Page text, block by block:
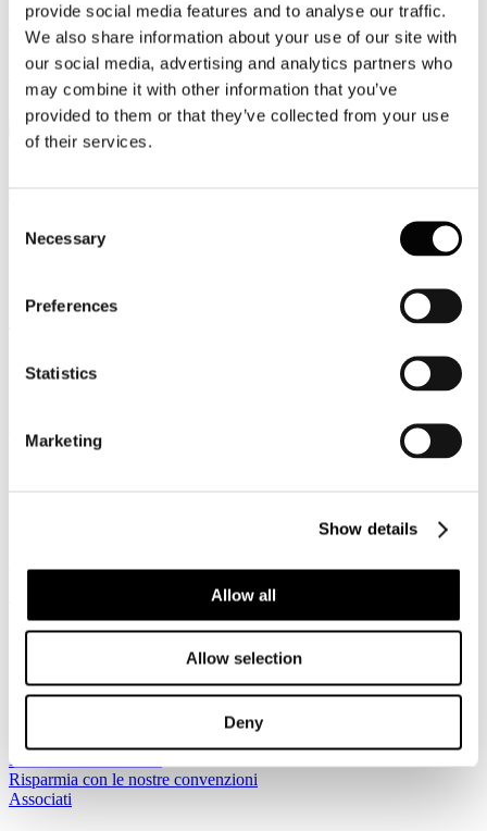
provide social media features and to analyse our traffic.
We also share information about your use of our site with
our social media, advertising and analytics partners who
may combine it with other information that you’ve
provided to them or that they’ve collected from your use
of their services.
Selection
Necessary
Preferences
Statistics
Marketing
Show details
Allow all
Allow selection
Deny
Tel. +39 320 57 80 986
Email segreteria@federturismo.it
Come aderire
Login
Nessuna responsabilità può essere imputata a Federturismo
di eventuali errori ed omissioni.
citati all'interno delle proprie pagine e non si assume nessuna
siti indicati solo a scopo informativo, per qualsiasi controversia
danni che ne possano derivare.
Tutto il materiale pubblicato all'interno del portale Federturismo
Confindustria, se non diversamente specificato, è da intendersi
Sei qui:
Home
Iscriviti alla newsletter
Risparmia con le nostre convenzioni
Associati